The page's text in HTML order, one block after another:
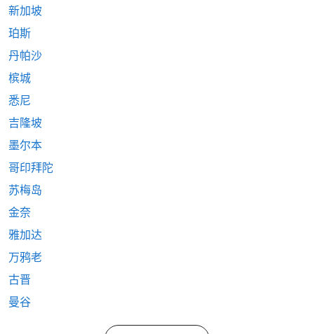
新加坡
珀斯
丹帕沙
槟城
悉尼
吉隆坡
墨尔本
哥印拜陀
苏梅岛
金奈
雅加达
万鸦老
古晋
曼谷